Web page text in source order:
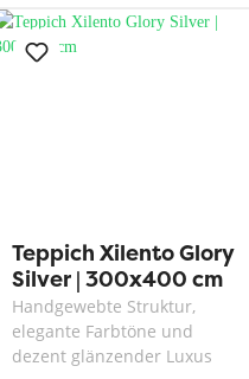
Teppich Xilento Glory
Silver | 300x400 cm
Handgewebte Struktur,
elegante Farbtöne und
dezent glänzender Luxus